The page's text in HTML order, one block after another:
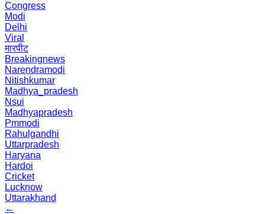
Congress
Modi
Delhi
Viral
मारपीट
Breakingnews
Narendramodi
Nitishkumar
Madhya_pradesh
Nsui
Madhyapradesh
Pmmodi
Rahulgandhi
Uttarpradesh
Haryana
Hardoi
Cricket
Lucknow
Uttarakhand
←